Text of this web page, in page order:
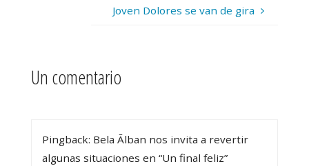
Joven Dolores se van de gira
Un comentario
Pingback: Bela Ālban nos invita a revertir
algunas situaciones en “Un final feliz”